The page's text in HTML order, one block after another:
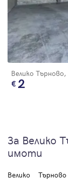
Велико
2
За Велико
имоти
Велико